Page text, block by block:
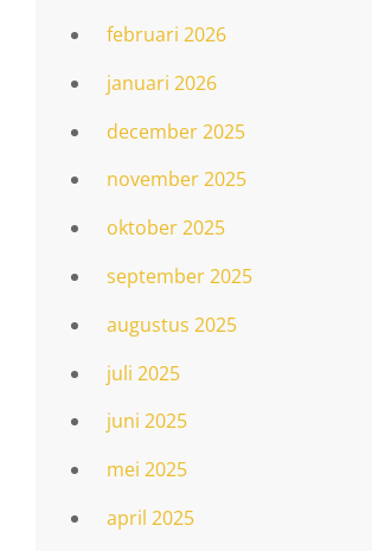
februari 2026
januari 2026
december 2025
november 2025
oktober 2025
september 2025
augustus 2025
juli 2025
juni 2025
mei 2025
april 2025